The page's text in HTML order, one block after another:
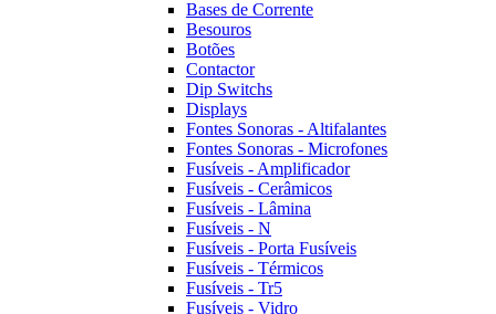
Bases de Corrente
Besouros
Botões
Contactor
Dip Switchs
Displays
Fontes Sonoras - Altifalantes
Fontes Sonoras - Microfones
Fusíveis - Amplificador
Fusíveis - Cerâmicos
Fusíveis - Lâmina
Fusíveis - N
Fusíveis - Porta Fusíveis
Fusíveis - Térmicos
Fusíveis - Tr5
Fusíveis - Vidro